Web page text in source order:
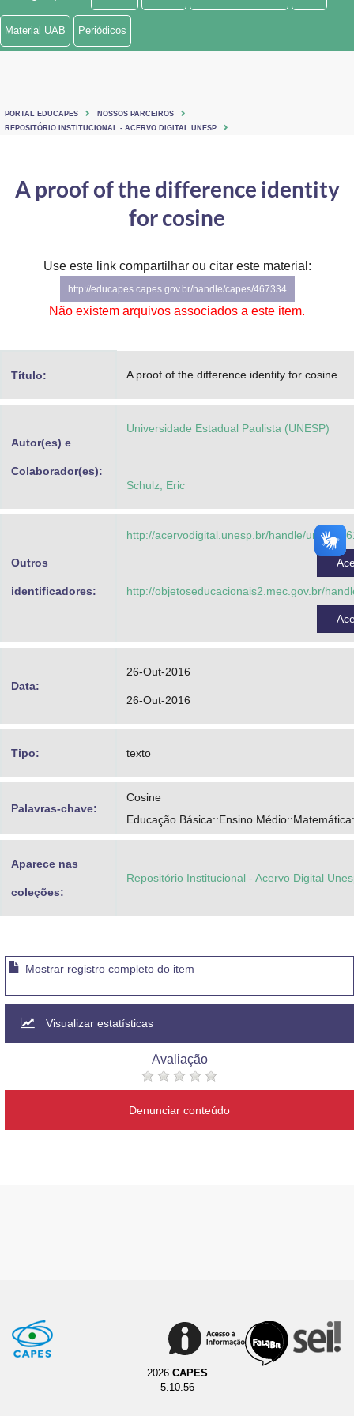
Ministério de Minas e Energia
Ministério do Turismo
Controladoria-Geral da União
Secretaria-Geral
Advocacia-Geral da União
Banco Central do Brasil
Planalto
Material UAB Periódicos
PORTAL EDUCAPES
NOSSOS PARCEIROS
REPOSITÓRIO INSTITUCIONAL - ACERVO DIGITAL UNESP
A proof of the difference identity
for cosine
Use este link compartilhar ou citar este material:
http://educapes.capes.gov.br/handle/capes/467334
Não existem arquivos associados a este item.
Título: A proof of the difference identity for cosine
Autor(es) e
Colaborador(es):
Universidade Estadual Paulista (UNESP)
Schulz, Eric
Outros
identificadores:
http://acervodigital.unesp.br/handle/unesp/
http://objetoseducacionais2.mec.gov.br/
Data:
26-Out-2016
26-Out-2016
Tipo: texto
Palavras-chave:
Cosine
Educação Básica::Ensino
Aparece nas
coleções:
Repositório Institucional - Acervo Digital
Mostrar registro completo do item
Visualizar estatísticas
Avaliação
Denunciar conteúdo
2026 CAPES
5.10.56